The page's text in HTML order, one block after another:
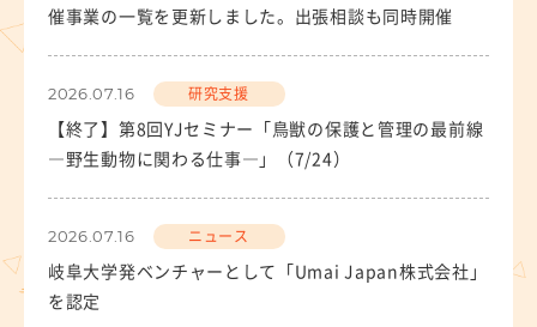
お問い合わせ・アクセス
お問い合わせ先
よくある質問
関連リンク
様式ダウンロード
催事業の一覧を更新しました。出張相談も同時開催
2026.07.16 研究支援
【終了】第8回YJセミナー「鳥獣の保護と管理の最前線
―野生動物に関わる仕事―」（7/24）
2026.07.16 ニュース
岐阜大学発ベンチャーとして「Umai Japan株式会社」
を認定